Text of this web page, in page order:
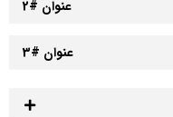
عنوان #2
عنوان #3